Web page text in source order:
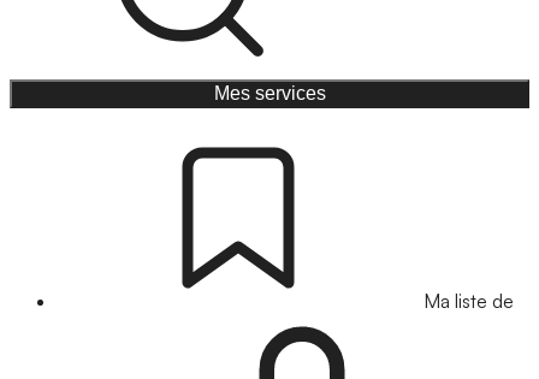
Mes services
Ma liste de